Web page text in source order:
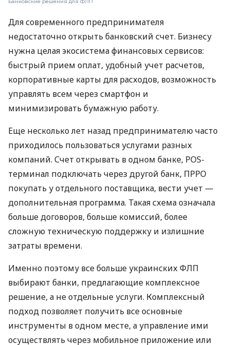
Для современного предпринимателя
недостаточно открыть банковский счет. Бизнесу
нужна целая экосистема финансовых сервисов:
быстрый прием оплат, удобный учет расчетов,
корпоративные карты для расходов, возможность
управлять всем через смартфон и
минимизировать бумажную работу.
Еще несколько лет назад предпринимателю часто
приходилось пользоваться услугами разных
компаний. Счет открывать в одном банке, POS-
терминал подключать через другой банк, ПРРО
покупать у отдельного поставщика, вести учет —
дополнительная программа. Такая схема означала
больше договоров, больше комиссий, более
сложную техническую поддержку и излишние
затраты времени.
Именно поэтому все больше украинских ФЛП
выбирают банки, предлагающие комплексное
решение, а не отдельные услуги. Комплексный
подход позволяет получить все основные
инструменты в одном месте, а управление ими
осуществлять через мобильное приложение или